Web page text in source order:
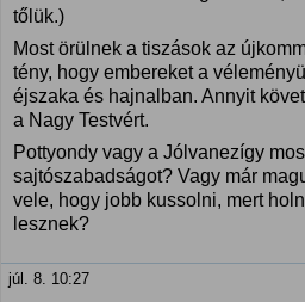
tőlük.)
Most örülnek a tiszások az
tény, hogy embereket a
éjszaka és hajnalban. Annyit
a Nagy Testvért.
Pottyondy vagy a Jólvanezígy
sajtószabadságot? Vagy már
vele, hogy jobb kussolni, mert
lesznek?
júl. 8. 10:27